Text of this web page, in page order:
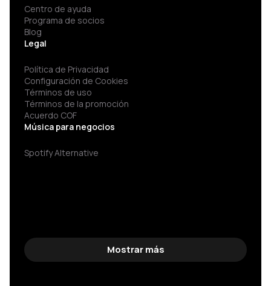
Centro de ayuda
Programa de socios
Blog
Legal
Política de Privacidad
Configuración de Cookies
Términos de uso
Términos de la promoción
Acuerdo COF
Música para negocios
Spotify Alternative
Mostrar más